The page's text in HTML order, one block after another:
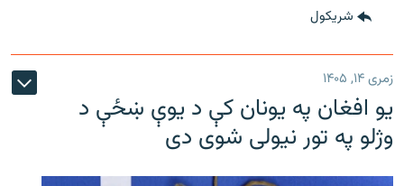
شريکول
زمری ۱۴, ۱۴۰۵
یو افغان په یونان کې د یوې ښځې د
وژلو په تور نیولی شوی دی